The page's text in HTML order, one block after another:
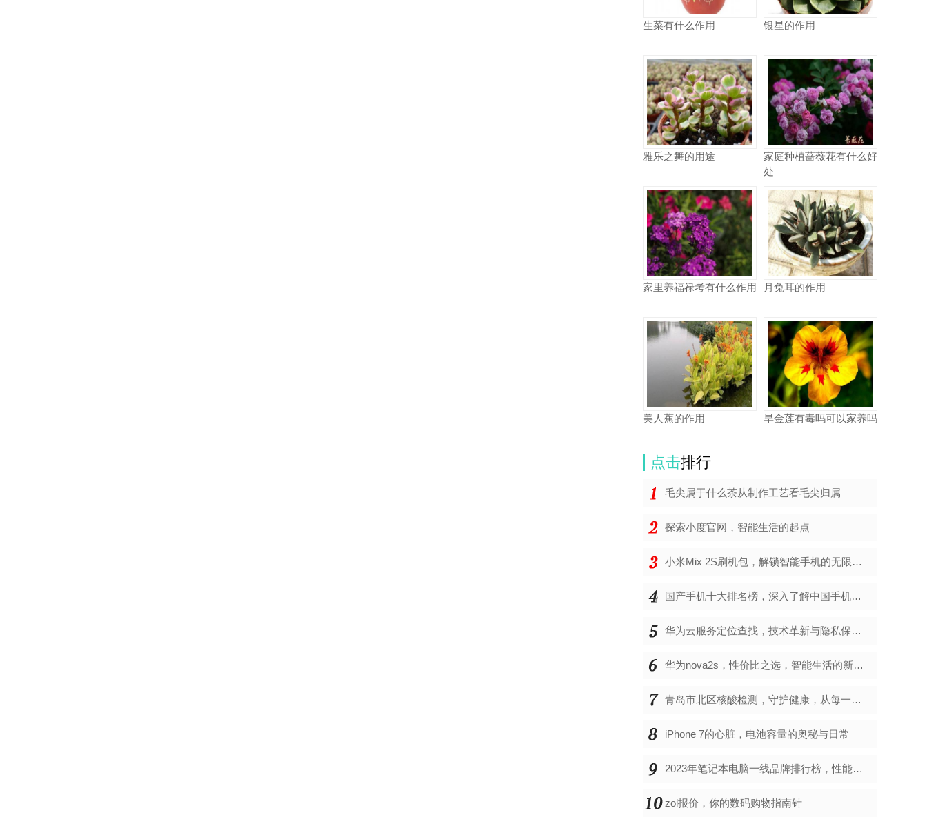
生菜有什么作用 银星的作用
雅乐之舞的用途
家庭种植蔷薇花有什么好
处
家里养福禄考有什么作用 月兔耳的作用
美人蕉的作用 旱金莲有毒吗可以家养吗
点击排行
毛尖属于什么茶从制作工艺看毛尖归属
探索小度官网，智能生活的起点
小米Mix 2S刷机包，解锁智能手机的无限可能
国产手机十大排名榜，深入了解中国手机市场的佼佼者
华为云服务定位查找，技术革新与隐私保护的双重奏
华为nova2s，性价比之选，智能生活的新伙伴
青岛市北区核酸检测，守护健康，从每一次检测开始
iPhone 7的心脏，电池容量的奥秘与日常
2023年笔记本电脑一线品牌排行榜，性能、创新与用户满意度的综合考量
zol报价，你的数码购物指南针